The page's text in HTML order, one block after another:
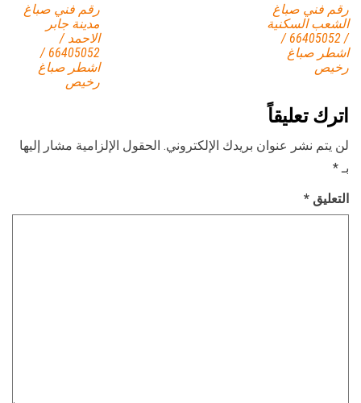
رقم فني صباغ
مدينة جابر
الاحمد /
66405052 /
اشطر صباغ
رخيص
رقم فني صباغ
الشعب السكنية
/ 66405052 /
اشطر صباغ
رخيص
اترك تعليقاً
لن يتم نشر عنوان بريدك الإلكتروني. الحقول الإلزامية مشار إليها
بـ*
التعليق *